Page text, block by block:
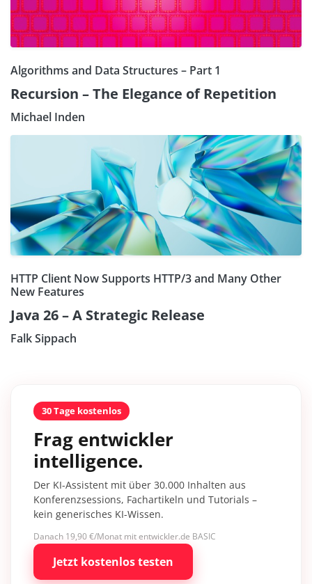
Algorithms and Data Structures – Part 1
Recursion – The Elegance of Repetition
Michael Inden
HTTP Client Now Supports HTTP/3 and Many Other
New Features
Java 26 – A Strategic Release
Falk Sippach
30 Tage kostenlos
Frag entwickler
intelligence.
Der KI-Assistent mit über 30.000 Inhalten aus
Konferenzsessions, Fachartikeln und Tutorials –
kein generisches KI-Wissen.
Danach 19,90 €/Monat mit entwickler.de BASIC
Jetzt kostenlos testen